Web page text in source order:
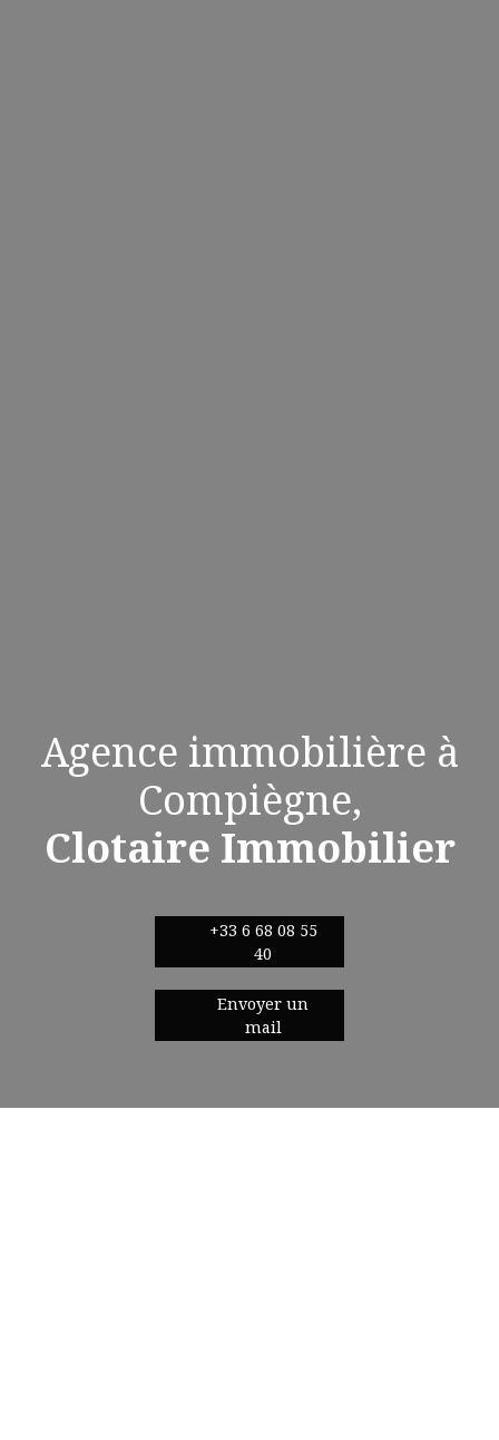
Agence immobilière à
Compiègne,
Clotaire Immobilier
+33 6 68 08 55
40
Envoyer un
mail